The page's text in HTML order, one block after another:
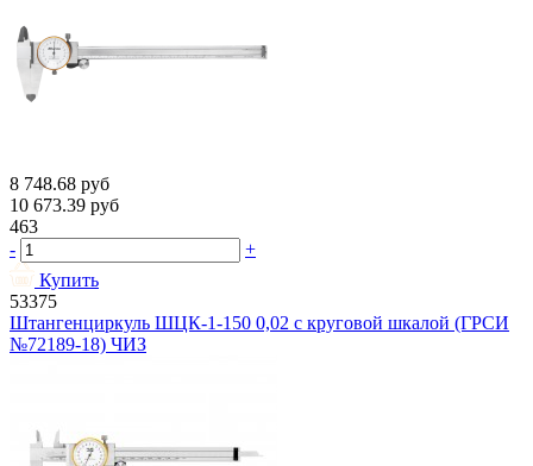
8 748.68 руб
10 673.39 руб
463
-
+
Купить
53375
Штангенциркуль ШЦК-1-150 0,02 с круговой шкалой (ГРСИ
№72189-18) ЧИЗ